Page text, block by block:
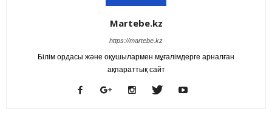
Martebe.kz
https://martebe.kz
Білім ордасы және оқушылармен мұғалімдерге арналған
ақпараттық сайт